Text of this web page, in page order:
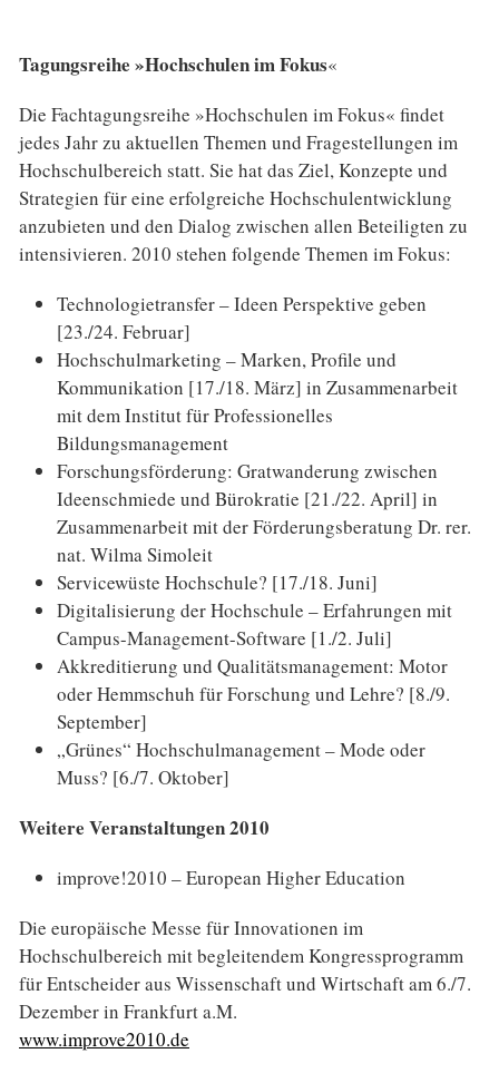
Tagungsreihe »Hochschulen im Fokus«
Die Fachtagungsreihe »Hochschulen im Fokus« findet
jedes Jahr zu aktuellen Themen und Fragestellungen im
Hochschulbereich statt. Sie hat das Ziel, Konzepte und
Strategien für eine erfolgreiche Hochschulentwicklung
anzubieten und den Dialog zwischen allen Beteiligten zu
intensivieren. 2010 stehen folgende Themen im Fokus:
Technologietransfer – Ideen Perspektive geben
[23./24. Februar]
Hochschulmarketing – Marken, Profile und
Kommunikation [17./18. März] in Zusammenarbeit
mit dem Institut für Professionelles
Bildungsmanagement
Forschungsförderung: Gratwanderung zwischen
Ideenschmiede und Bürokratie [21./22. April] in
Zusammenarbeit mit der Förderungsberatung Dr. rer.
nat. Wilma Simoleit
Servicewüste Hochschule? [17./18. Juni]
Digitalisierung der Hochschule – Erfahrungen mit
Campus-Management-Software [1./2. Juli]
Akkreditierung und Qualitätsmanagement: Motor
oder Hemmschuh für Forschung und Lehre? [8./9.
September]
„Grünes“ Hochschulmanagement – Mode oder
Muss? [6./7. Oktober]
Weitere Veranstaltungen 2010
improve!2010 – European Higher Education
Die europäische Messe für Innovationen im
Hochschulbereich mit begleitendem Kongressprogramm
für Entscheider aus Wissenschaft und Wirtschaft am 6./7.
Dezember in Frankfurt a.M.
www.improve2010.de